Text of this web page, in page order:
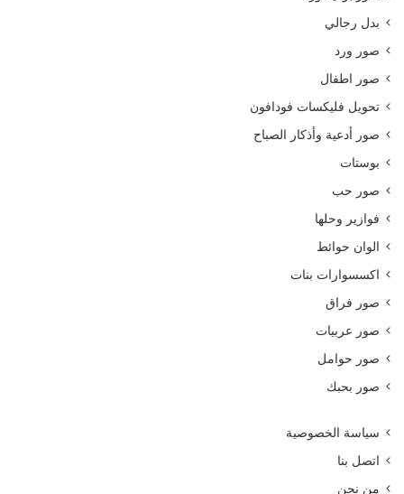
بدل رجالي
صور ورد
صور اطفال
تحويل فليكسات فودافون
صور أدعية وأذكار الصباح
بوستات
صور حب
فوازير وحلها
الوان حوائط
اكسسوارات بنات
صور فراق
صور عربيات
صور حوامل
صور بحبك
سياسة الخصوصية
اتصل بنا
من نحن